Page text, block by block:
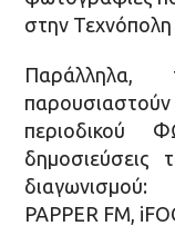
στην
περιοδικού
δημοσιεύσεις
PAPPER FM,